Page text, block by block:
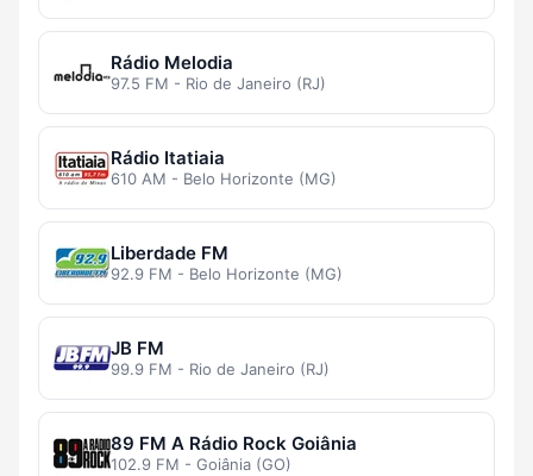
Rádio Melodia
97.5 FM - Rio de Janeiro (RJ)
Rádio Itatiaia
610 AM - Belo Horizonte (MG)
Liberdade FM
92.9 FM - Belo Horizonte (MG)
JB FM
99.9 FM - Rio de Janeiro (RJ)
89 FM A Rádio Rock Goiânia
102.9 FM - Goiânia (GO)